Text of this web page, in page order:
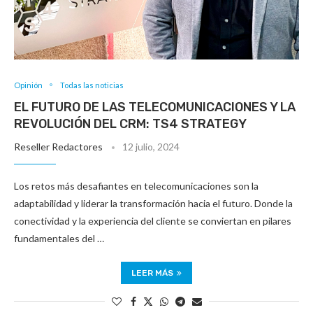
Opinión Todas las noticias
EL FUTURO DE LAS TELECOMUNICACIONES Y LA
REVOLUCIÓN DEL CRM: TS4 STRATEGY
Reseller Redactores 12 julio, 2024
Los retos más desafiantes en telecomunicaciones son la
adaptabilidad y liderar la transformación hacia el futuro. Donde la
conectividad y la experiencia del cliente se conviertan en pilares
fundamentales del …
LEER MÁS